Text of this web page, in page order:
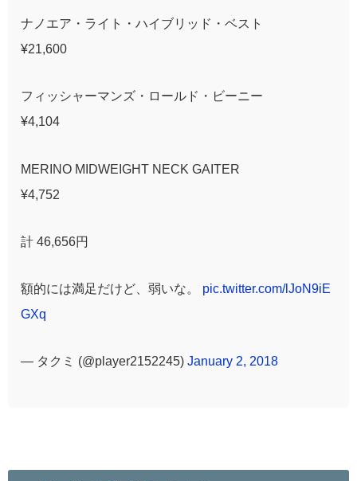
ナノエア・ライト・ハイブリッド・ベスト
¥21,600
フィッシャーマンズ・ロールド・ビーニー
¥4,104
MERINO MIDWEIGHT NECK GAITER
¥4,752
計 46,656円
額的には満足だけど、弱いな。 pic.twitter.com/lJoN9iE
GXq
— タクミ (@player2152245) January 2, 2018